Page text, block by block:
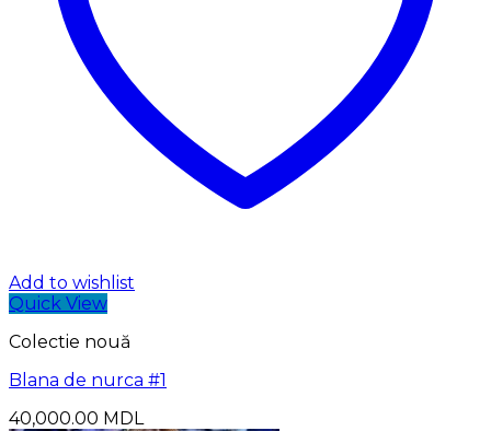
Add to wishlist
Quick View
Colectie nouă
Blana de nurca #1
40,000.00 MDL